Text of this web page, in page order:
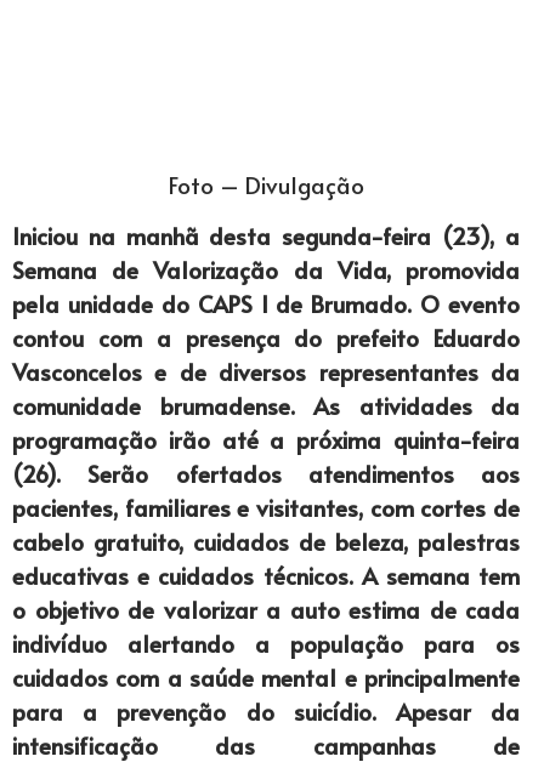
Foto – Divulgação
Iniciou na manhã desta segunda-feira (23), a
Semana de Valorização da Vida, promovida
pela unidade do CAPS I de Brumado. O evento
contou com a presença do prefeito Eduardo
Vasconcelos e de diversos representantes da
comunidade brumadense. As atividades da
programação irão até a próxima quinta-feira
(26). Serão ofertados atendimentos aos
pacientes, familiares e visitantes, com cortes de
cabelo gratuito, cuidados de beleza, palestras
educativas e cuidados técnicos. A semana tem
o objetivo de valorizar a auto estima de cada
indivíduo alertando a população para os
cuidados com a saúde mental e principalmente
para a prevenção do suicídio. Apesar da
intensificação das campanhas de